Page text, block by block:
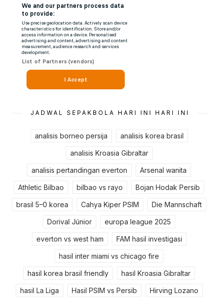
JADWAL SEPAKBOLA HARI INI HARI INI
analisis borneo persija analisis korea brasil
analisis Kroasia Gibraltar
analisis pertandingan everton Arsenal wanita
Athletic Bilbao bilbao vs rayo Bojan Hodak Persib
brasil 5–0 korea Cahya Kiper PSIM Die Mannschaft
Dorival Júnior europa league 2025
everton vs west ham FAM hasil investigasi
hasil inter miami vs chicago fire
hasil korea brasil friendly hasil Kroasia Gibraltar
hasil La Liga Hasil PSIM vs Persib Hirving Lozano